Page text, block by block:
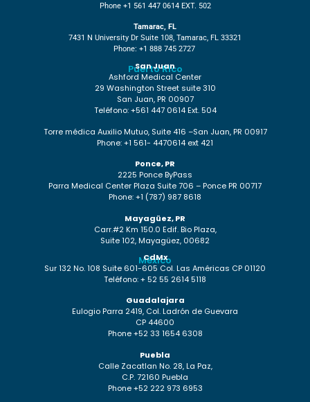
Phone +1 561 447 0614 EXT. 502
Tamarac, FL
7431 N University Dr Suite 108, Tamarac, FL 33321
Phone: +1 888 745 2727
Puerto Rico
San Juan
Ashford Medical Center
29 Washington Street suite 310
San Juan, PR 00907
Teléfono: +561 447 0614 Ext. 504
Torre médica Auxilio Mutuo, Suite 416 –San Juan, PR 00917
Phone: +1 561- 4470614 ext 421
Ponce, PR
2225 Ponce ByPass
Parra Medical Center Plaza Suite 706 – Ponce PR 00717
Phone: +1 (787) 987 8618
Mayagüez, PR
Carr.#2 Km 150.0 Edif. Bio Plaza,
Suite 102, Mayagüez, 00682
México
CdMx
Sur 132 No. 108 Suite 601-605 Col. Las Américas CP 01120
Teléfono: + 52 55 2614 5118
Guadalajara
Eulogio Parra 2419, Col. Ladrón de Guevara
CP 44600
Phone +52 33 1654 6308
Puebla
Calle Zacatlan No. 28, La Paz,
C.P. 72160 Puebla
Phone +52 222 973 6953